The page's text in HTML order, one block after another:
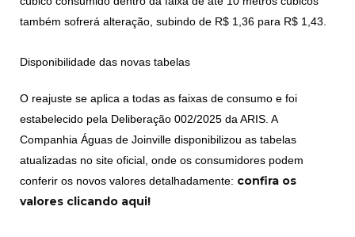
também sofrerá alteração, subindo de R$ 1,36 para R$ 1,43.
Disponibilidade das novas tabelas
O reajuste se aplica a todas as faixas de consumo e foi
estabelecido pela Deliberação 002/2025 da ARIS. A
Companhia Águas de Joinville disponibilizou as tabelas
atualizadas no site oficial, onde os consumidores podem
conferir os novos valores detalhadamente: confira os
valores clicando aqui!